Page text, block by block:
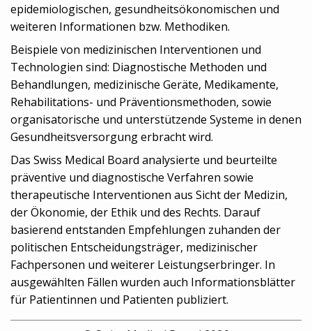
epidemiologischen, gesundheitsökonomischen und
weiteren Informationen bzw. Methodiken.
Beispiele von medizinischen Interventionen und
Technologien sind: Diagnostische Methoden und
Behandlungen, medizinische Geräte, Medikamente,
Rehabilitations- und Präventionsmethoden, sowie
organisatorische und unterstützende Systeme in denen
Gesundheitsversorgung erbracht wird.
Das Swiss Medical Board analysierte und beurteilte
präventive und diagnostische Verfahren sowie
therapeutische Interventionen aus Sicht der Medizin,
der Ökonomie, der Ethik und des Rechts. Darauf
basierend entstanden Empfehlungen zuhanden der
politischen Entscheidungsträger, medizinischer
Fachpersonen und weiterer Leistungserbringer. In
ausgewählten Fällen wurden auch Informationsblätter
für Patientinnen und Patienten publiziert.